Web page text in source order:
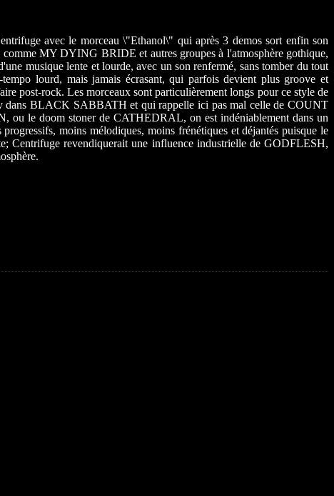
avec le morceau \"Ethanol\" qui après 3 demos sort enfin son
MY DYING BRIDE et autres groupes à l'atmosphère gothique,
musique lente et lourde, avec un son renfermé, sans tomber du tout
lourd, mais jamais écrasant, qui parfois devient plus groove et
post-rock. Les morceaux sont particulièrement longs pour ce style de
dans BLACK SABBATH et qui rappelle ici pas mal celle de COUNT
ou le doom stoner de CATHEDRAL, on est indéniablement dans un
moins mélodiques, moins frénétiques et déjantés puisque le
Centrifuge revendiquerait une influence industrielle de GODFLESH,